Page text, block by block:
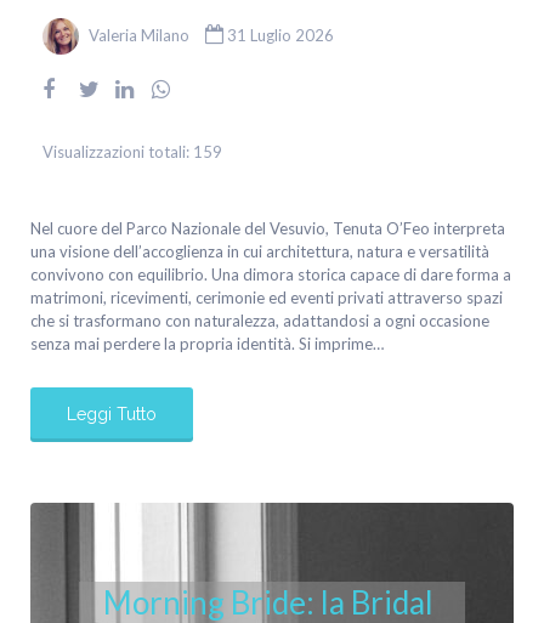
Valeria Milano 31 Luglio 2026
Visualizzazioni totali: 159
Nel cuore del Parco Nazionale del Vesuvio, Tenuta O’Feo interpreta
una visione dell’accoglienza in cui architettura, natura e versatilità
convivono con equilibrio. Una dimora storica capace di dare forma a
matrimoni, ricevimenti, cerimonie ed eventi privati attraverso spazi
che si trasformano con naturalezza, adattandosi a ogni occasione
senza mai perdere la propria identità. Si imprime…
Leggi Tutto
Morning Bride: la Bridal